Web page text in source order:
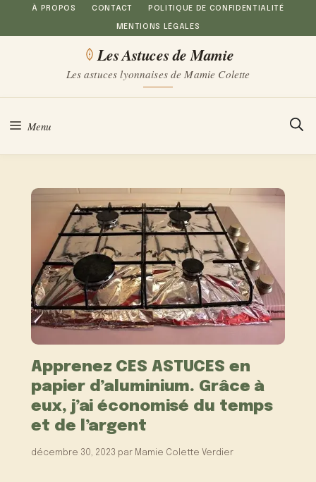
Aller
au
À PROPOS CONTACT POLITIQUE DE CONFIDENTIALITÉ
MENTIONS LÉGALES
Les Astuces de Mamie
Les astuces lyonnaises de Mamie Colette
Menu
Apprenez CES ASTUCES en
papier d’aluminium. Grâce à
eux, j’ai économisé du temps
et de l’argent
décembre 30, 2023 par Mamie Colette Verdier